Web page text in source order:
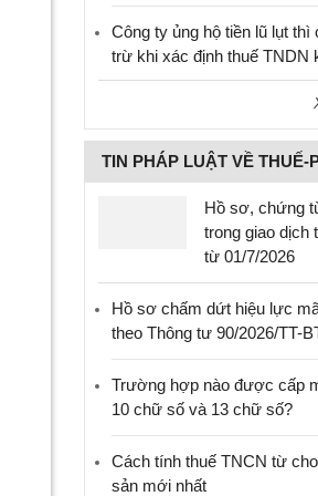
Công ty ủng hộ tiền lũ lụt thì
trừ khi xác định thuế TNDN
TIN PHÁP LUẬT VỀ THUẾ-
Hồ sơ, chứng
trong giao dịch
từ 01/7/2026
Hồ sơ chấm dứt hiệu lực
theo Thông tư 90/2026/TT-
Trường hợp nào được cấp
10 chữ số và 13 chữ số?
Cách tính thuế TNCN từ
sản mới nhất